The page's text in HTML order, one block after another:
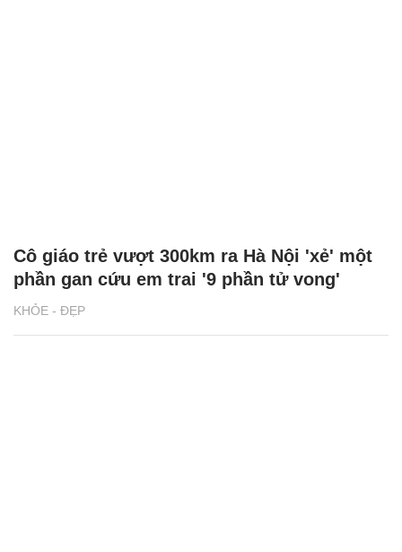
KHỎE - ĐẸP
Cô giáo trẻ vượt 300km ra Hà Nội 'xẻ' một
phần gan cứu em trai '9 phần tử vong'